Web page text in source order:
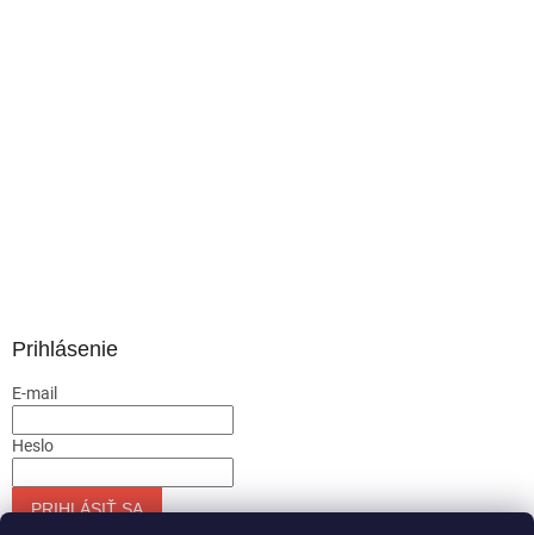
Prihlásenie
E-mail
Heslo
PRIHLÁSIŤ SA